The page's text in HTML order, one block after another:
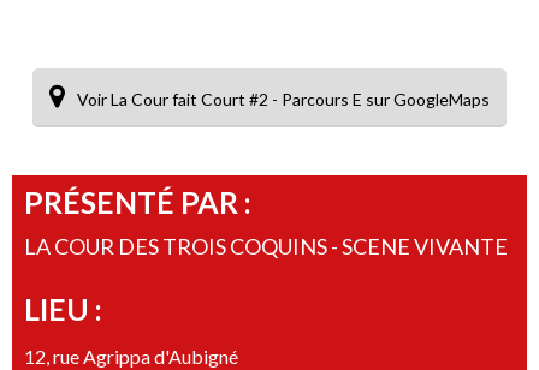
Voir La Cour fait Court #2 - Parcours E sur GoogleMaps
PRÉSENTÉ PAR :
LA COUR DES TROIS COQUINS - SCENE VIVANTE
LIEU :
12, rue Agrippa d'Aubigné